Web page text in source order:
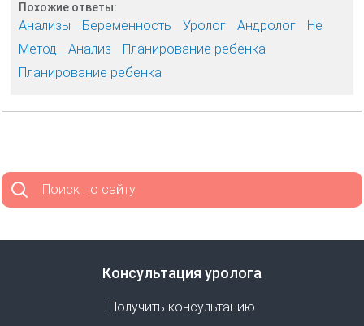
Похожие ответы:
Анализы Беременность Уролог Андролог
Не
Метод
Анализ
Планирование ребенка
Планирование ребенка
Поиск по сайту
Консультация уролога
Получить консультацию